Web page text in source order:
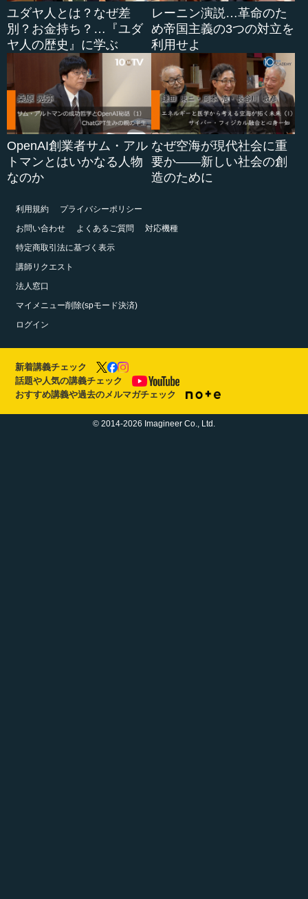
ユダヤ人とは？なぜ差
別？お金持ち？…『ユダ
ヤ人の歴史』に学ぶ
レーニン演説…革命のた
め帝国主義の3つの対立を
利用せよ
OpenAI創業者サム・アル
トマンとはいかなる人物
なのか
なぜ空海が現代社会に重
要か――新しい社会の創
造のために
利用規約
プライバシーポリシー
お問い合わせ
よくあるご質問
対応機種
特定商取引法に基づく表示
講師リクエスト
法人窓口
マイメニュー削除(spモード決済)
ログイン
新着講義チェック
話題や人気の講義チェック
おすすめ講義や過去のメルマガチェック
© 2014-2026 Imagineer Co., Ltd.